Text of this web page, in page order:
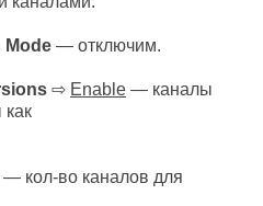
Mode — отключим.
⇨ Enable — каналы
— кол-во каналов для